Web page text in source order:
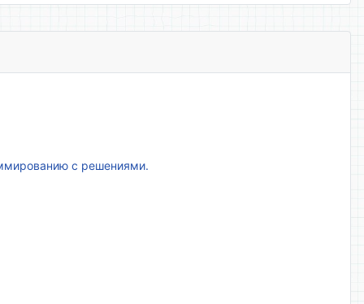
с решениями.